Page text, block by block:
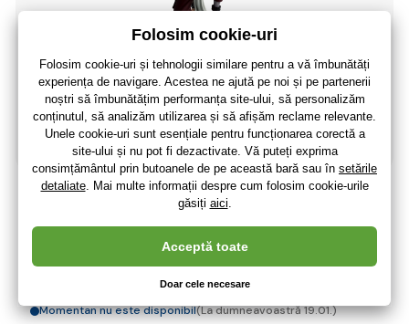
Bandai - Naruto Vibration Stars-Gaara II
179,96 lei
Momentan nu este disponibil(La dumneavoastră 19.01.)